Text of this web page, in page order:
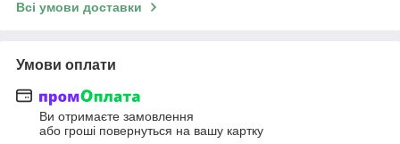
Всі умови доставки
Умови оплати
Ви отримаєте замовлення
або гроші повернуться на вашу картку